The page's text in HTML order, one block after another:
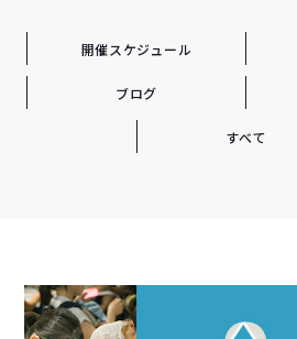
開催スケジュール
ブログ
すべて